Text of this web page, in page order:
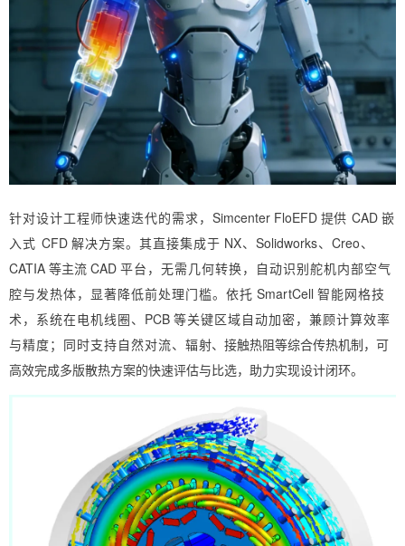
针对设计工程师快速迭代的需求， Simcenter FloEFD 提供 CAD 嵌
入式 CFD 解决方案。其直接集成于 NX、 Solidworks、 Creo、
CATIA 等主流 CAD 平台，无需几何转换，自动识别舵机内部空气
腔与发热体，显著降低前处理门槛。依托 SmartCell 智能网格技
术，系统在电机线圈、 PCB 等关键区域自动加密，兼顾计算效率
与精度；同时支持自然对流、辐射、接触热阻等综合传热机制，可
高效完成多版散热方案的快速评估与比选，助力实现设计闭环。